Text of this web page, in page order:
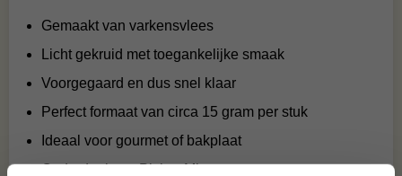
Gemaakt van varkensvlees
Licht gekruid met toegankelijke smaak
Voorgegaard en dus snel klaar
Perfect formaat van circa 15 gram per stuk
Ideaal voor gourmet of bakplaat
Onderdeel van Pick & Mix concept